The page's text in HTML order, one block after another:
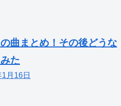
曲まとめ！その後どうな
た
月16日